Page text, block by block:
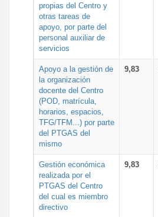
propias del Centro y
otras tareas de
apoyo, por parte del
personal auxiliar de
servicios
Apoyo a la gestión de
la organización
docente del Centro
(POD, matrícula,
horarios, espacios,
TFG/TFM...) por parte
del PTGAS del
mismo
9,83
Gestión económica
realizada por el
PTGAS del Centro
del cual es miembro
directivo
9,83